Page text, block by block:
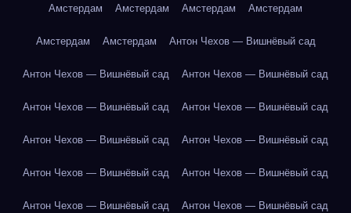
Амстердам Амстердам Амстердам Амстердам
Амстердам Амстердам Антон Чехов — Вишнёвый сад
Антон Чехов — Вишнёвый сад Антон Чехов — Вишнёвый сад
Антон Чехов — Вишнёвый сад Антон Чехов — Вишнёвый сад
Антон Чехов — Вишнёвый сад Антон Чехов — Вишнёвый сад
Антон Чехов — Вишнёвый сад Антон Чехов — Вишнёвый сад
Антон Чехов — Вишнёвый сад Антон Чехов — Вишнёвый сад